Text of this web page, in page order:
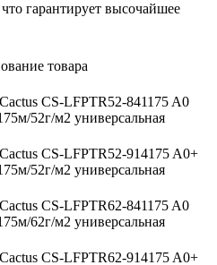
гарантирует высочайшее
товара
CS-LFPTR52-841175 A0
52г/м2 универсальная
CS-LFPTR52-914175 A0+
52г/м2 универсальная
CS-LFPTR62-841175 A0
62г/м2 универсальная
CS-LFPTR62-914175 A0+